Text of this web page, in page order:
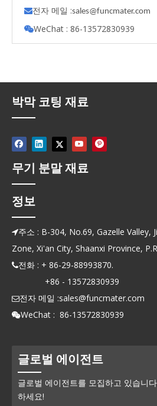
전자 메일 :sales@funcmater.com
WeChat : 86-13572830939
박막 코팅 재료
무기 분말 재료
정보
주소 : B-304, No.69, Gazelle Valley,
Zone, Xi'an City, Shaanxi Province,
전화 : + 86-29-88993870.
+86 - 13572830939
전자 메일 :sales@funcmater.com
WeChat : 86-13572830939
글로벌 에이전트
글로벌 에이전트를 모집하고 있습니
하세요!